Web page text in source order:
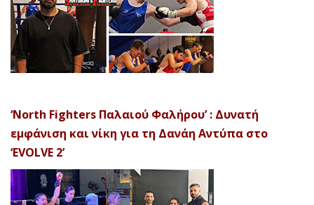
‘North Fighters Παλαιού Φαλήρου’ : Δυνατή
εμφάνιση και νίκη για τη Δανάη Αντύπα στο
‘EVOLVE 2’